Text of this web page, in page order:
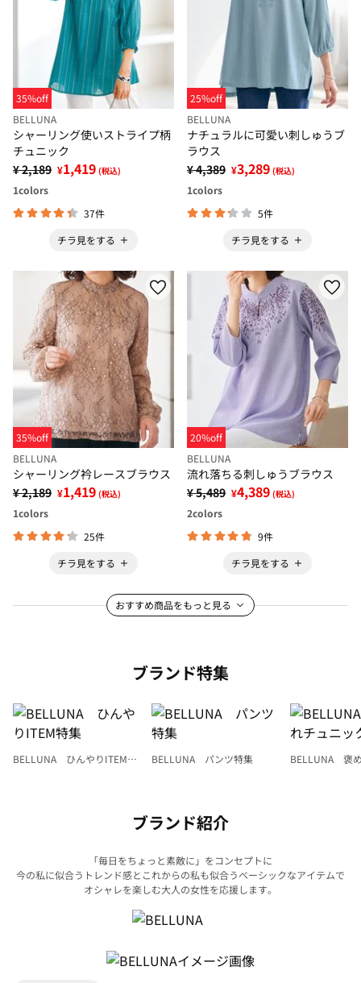
35%off
BELLUNA
シャーリング使いストライプ柄
チュニック
¥ 2,189 ¥1,419 (税込)
1colors
37件
チラ見をする
25%off
BELLUNA
ナチュラルに可愛い刺しゅうブ
ラウス
¥ 4,389 ¥3,289 (税込)
1colors
5件
チラ見をする
35%off
BELLUNA
シャーリング衿レースブラウス
¥ 2,189 ¥1,419 (税込)
1colors
25件
チラ見をする
20%off
BELLUNA
流れ落ちる刺しゅうブラウス
¥ 5,489 ¥4,389 (税込)
2colors
9件
チラ見をする
おすすめ商品をもっと見る
ブランド特集
BELLUNA ひんやりITEM特
BELLUNA パンツ特集
BELLUNA 褒
ブランド紹介
「毎日をちょっと素敵に」をコンセプトに
今の私に似合うトレンド感とこれからの私も似合うベーシックなアイテムで
オシャレを楽しむ大人の女性を応援します。